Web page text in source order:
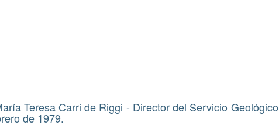
Teresa Carri de Riggi - Director del Servicio Geológico
de 1979.